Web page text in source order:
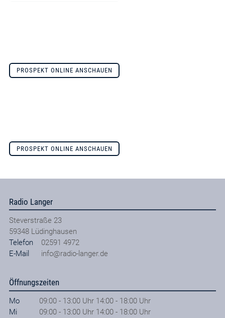
PROSPEKT ONLINE ANSCHAUEN
PROSPEKT ONLINE ANSCHAUEN
Radio Langer
Steverstraße 23
59348 Lüdinghausen
Telefon
02591 4972
E-Mail
info@radio-langer.de
Öffnungszeiten
Mo
09:00 - 13:00 Uhr 14:00 - 18:00 Uhr
Mi
09:00 - 13:00 Uhr 14:00 - 18:00 Uhr